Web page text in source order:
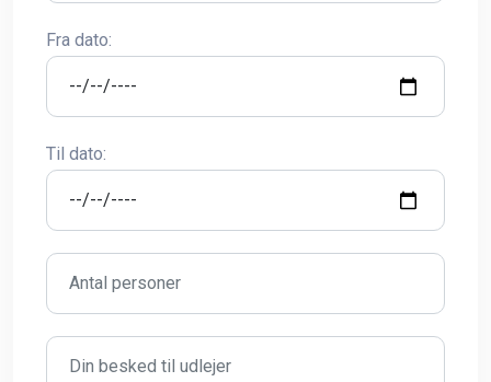
Fra dato:
Til dato: